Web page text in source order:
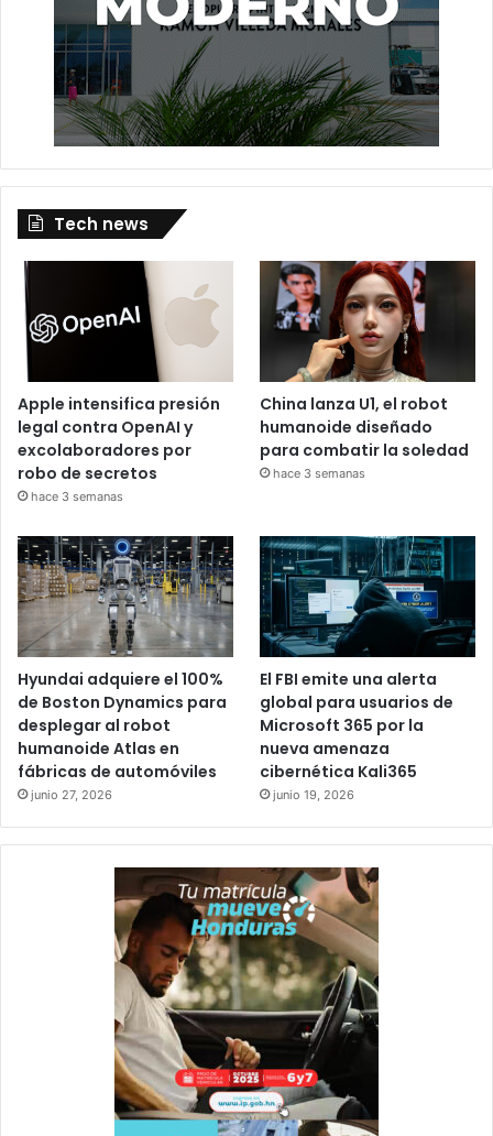
Tech news
Apple intensifica presión
legal contra OpenAI y
excolaboradores por
robo de secretos
hace 3 semanas
China lanza U1, el robot
humanoide diseñado
para combatir la soledad
hace 3 semanas
Hyundai adquiere el 100%
de Boston Dynamics para
desplegar al robot
humanoide Atlas en
fábricas de automóviles
junio 27, 2026
El FBI emite una alerta
global para usuarios de
Microsoft 365 por la
nueva amenaza
cibernética Kali365
junio 19, 2026